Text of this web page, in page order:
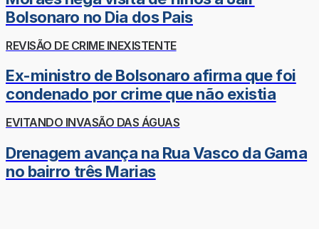
Bolsonaro no Dia dos Pais
REVISÃO DE CRIME INEXISTENTE
Ex-ministro de Bolsonaro afirma que foi
condenado por crime que não existia
EVITANDO INVASÃO DAS ÁGUAS
Drenagem avança na Rua Vasco da Gama
no bairro três Marias